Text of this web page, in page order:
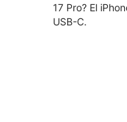
17 Pro? El
USB-C.